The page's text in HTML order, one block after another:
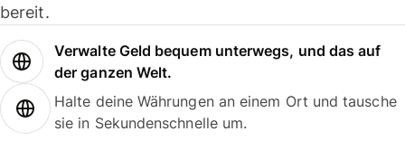
bereit.
Verwalte Geld bequem unterwegs, und das auf
der ganzen Welt.
Halte deine Währungen an einem Ort und tausche
sie in Sekundenschnelle um.